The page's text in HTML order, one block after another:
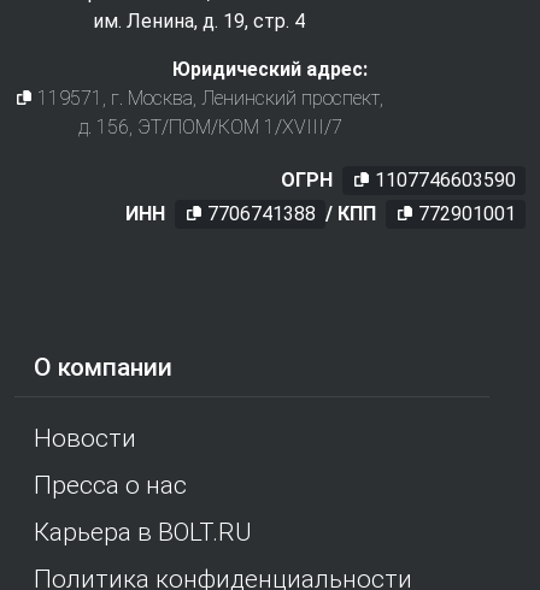
О компании
Новости
Пресса о нас
Карьера в BOLT.RU
Политика конфиденциальности
им. Ленина, д. 19, стр. 4
Юридический адрес:
119571 , г. Москва, Ленинский проспект,
д. 156, ЭТ/ПОМ/КОМ 1/XVIII/7
ОГРН
1107746603590
ИНН
7706741388 / КПП 772901001